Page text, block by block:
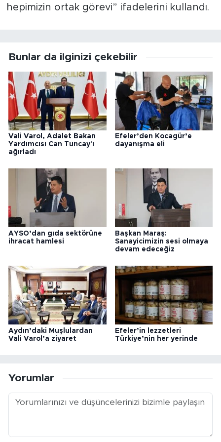
hepimizin ortak görevi” ifadelerini kullandı.
Bunlar da ilginizi çekebilir
Vali Varol, Adalet Bakan
Yardımcısı Can Tuncay'ı
ağırladı
Efeler’den Kocagür’e
dayanışma eli
AYSO’dan gıda sektörüne
ihracat hamlesi
Başkan Maraş:
Sanayicimizin sesi olmaya
devam edeceğiz
Aydın’daki Muşlulardan
Vali Varol’a ziyaret
Efeler’in lezzetleri
Türkiye’nin her yerinde
Yorumlar